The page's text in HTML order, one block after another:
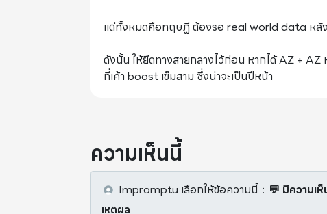
แต่ทั้งหมดคือทฤษฏี ต้องรอ real world data หลัง
ดังนั้น ให้ยึดทางสายกลางไว้ก่อน หากได้ AZ +
ที่เค้า boost เข็มสาม ซึ่งน่าจะเป็นปีหน้า
ความเห็นนี้
Impromptu เลือกให้ข้อความนี้： 💬 มีความเ
เหตุผล